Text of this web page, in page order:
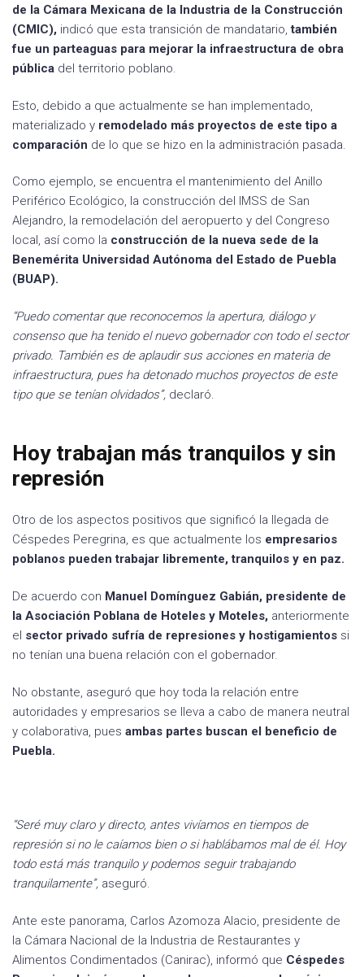
de la Cámara Mexicana de la Industria de la Construcción
(CMIC), indicó que esta transición de mandatario,también
fue un parteaguas para mejorar la infraestructura de obra
pública del territorio poblano.
Esto, debido a que actualmente se han implementado,
materializado y remodelado más proyectos de este tipo a
comparación de lo que se hizo en la administración pasada.
Como ejemplo, se encuentra el mantenimiento del Anillo
Periférico Ecológico, la construcción del IMSS de San
Alejandro, la remodelación del aeropuerto y del Congreso
local, así como la construcción de la nueva sede de la
Benemérita Universidad Autónoma del Estado de Puebla
(BUAP).
“Puedo comentar que reconocemos la apertura, diálogo y
consenso que ha tenido el nuevo gobernador con todo el sector
privado. También es de aplaudir sus acciones en materia de
infraestructura, pues ha detonado muchos proyectos de este
tipo que se tenían olvidados”, declaró.
Hoy trabajan más tranquilos y sin
represión
Otro de los aspectos positivos que significó la llegada de
Céspedes Peregrina, es que actualmente los empresarios
poblanos pueden trabajar libremente, tranquilos y en paz.
De acuerdo con Manuel Domínguez Gabián, presidente de
la Asociación Poblana de Hoteles y Moteles, anteriormente
el sector privado sufría de represiones y hostigamientos si
no tenían una buena relación con el gobernador.
No obstante, aseguró que hoy toda la relación entre
autoridades y empresarios se lleva a cabo de manera neutral
y colaborativa, pues ambas partes buscan el beneficio de
Puebla.
“Seré muy claro y directo, antes vivíamos en tiempos de
represión si no le caíamos bien o si hablábamos mal de él. Hoy
todo está más tranquilo y podemos seguir trabajando
tranquilamente”, aseguró.
Ante este panorama, Carlos Azomoza Alacio, presidente de
la Cámara Nacional de la Industria de Restaurantes y
Alimentos Condimentados (Canirac), informó que Céspedes